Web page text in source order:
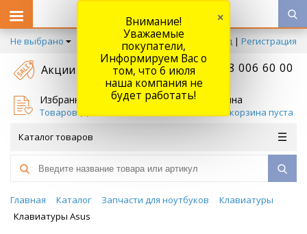
Не выбрано Вход | Регистрация
Акции +7 778 006 60 00
Избранное
Товаров (
Корзина
Ваша корзина пуста
Каталог товаров
Главная Каталог Запчасти для ноутбуков
Клавиатуры
Клавиатуры Asus
Внимание!
Уважаемые
покупатели,
Информируем Вас о
том, что 6 июля
наша компания не
будет работать!
×